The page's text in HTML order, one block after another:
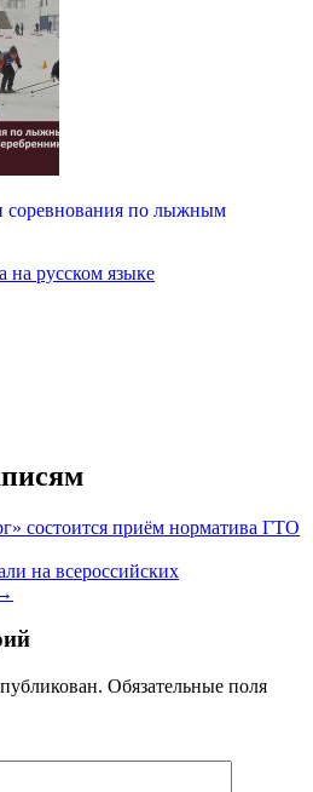
соревнования по лыжным
на русском языке
состоится приём норматива ГТО
на всероссийских
Обязательные поля